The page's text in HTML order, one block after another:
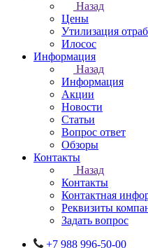
Назад
Цены
Утилизация
Илосос
Информация
Назад
Информация
Акции
Новости
Статьи
Вопрос ответ
Обзоры
Контакты
Назад
Контакты
Контактная
Реквизиты
Задать вопрос
+7 988 996-50-00